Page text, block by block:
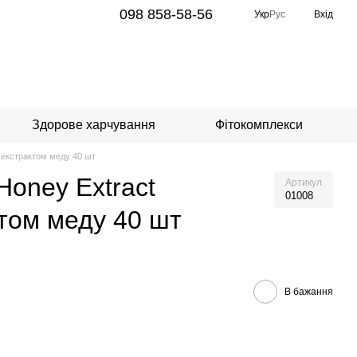
098 858-58-56 УкрРус Вхід
Здорове харчування Фітокомплекси
екстрактом меду 40 шт
Extract
меду 40 шт
Артикул
01008
В бажання